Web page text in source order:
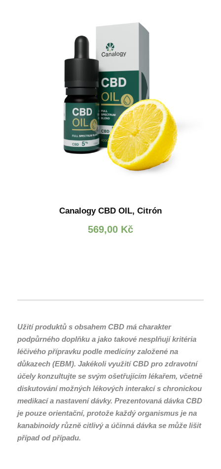
Canalogy CBD OIL, Citrón
569,00 Kč
Užití produktů s obsahem CBD má charakter
podpůrného doplňku a jako takové nesplňují kritéria
léčivého přípravku podle medicíny založené na
důkazech (EBM). Jakékoli využití CBD pro zdravotní
účely konzultujte se svým ošetřujícím lékařem, včetně
diskutování možných lékových interakcí s chronickou
medikací a nastavení dávky. Prezentovaná dávka CBD
je pouze orientační, protože každý organismus je na
kanabinoidy různě citlivý a účinná dávka se může lišit
případ od případu.